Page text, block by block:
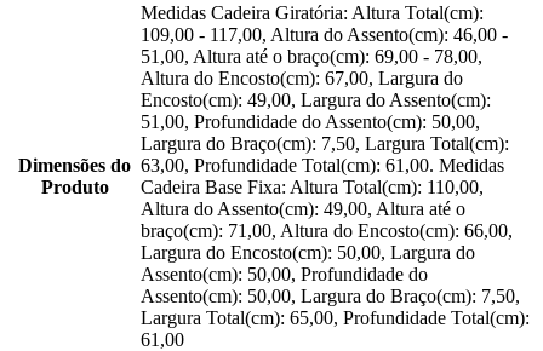
Dimensões do
Produto
Medidas Cadeira Giratória: Altura Total(cm):
109,00 - 117,00, Altura do Assento(cm): 46,00 -
51,00, Altura até o braço(cm): 69,00 - 78,00,
Altura do Encosto(cm): 67,00, Largura do
Encosto(cm): 49,00, Largura do Assento(cm):
51,00, Profundidade do Assento(cm): 50,00,
Largura do Braço(cm): 7,50, Largura Total(cm):
63,00, Profundidade Total(cm): 61,00. Medidas
Cadeira Base Fixa: Altura Total(cm): 110,00,
Altura do Assento(cm): 49,00, Altura até o
braço(cm): 71,00, Altura do Encosto(cm): 66,00,
Largura do Encosto(cm): 50,00, Largura do
Assento(cm): 50,00, Profundidade do
Assento(cm): 50,00, Largura do Braço(cm): 7,50,
Largura Total(cm): 65,00, Profundidade Total(cm):
61,00